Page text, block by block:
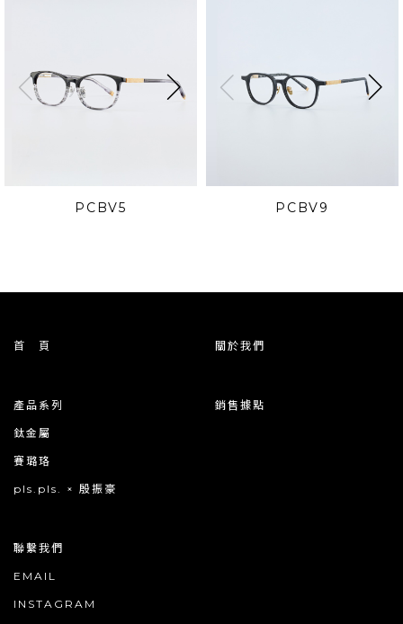
PCBV5 PCBV9
首 頁 關於我們
產品系列
鈦金屬
賽璐珞
pls.pls. × 殷振豪
銷售據點
聯繫我們
EMAIL
INSTAGRAM